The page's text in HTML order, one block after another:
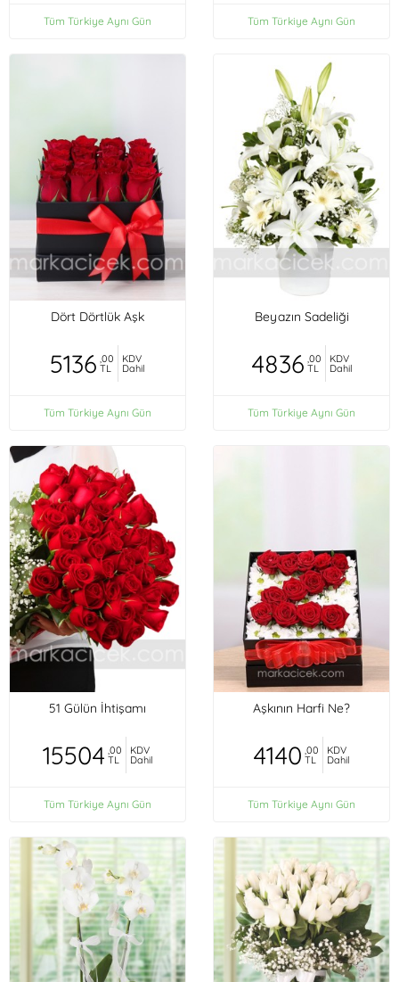
Tüm Türkiye Aynı Gün Tüm Türkiye Aynı Gün
Dört Dörtlük Aşk
5136 ,00
TL
KDV
Dahil
Tüm Türkiye Aynı Gün
Beyazın Sadeliği
4836 ,00
TL
KDV
Dahil
Tüm Türkiye Aynı Gün
51 Gülün İhtişamı
15504 ,00
TL
KDV
Dahil
Tüm Türkiye Aynı Gün
Aşkının Harfi Ne?
4140 ,00
TL
KDV
Dahil
Tüm Türkiye Aynı Gün